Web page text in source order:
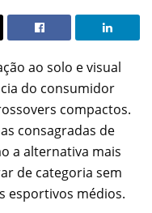
ao solo e visual
do consumidor
compactos.
consagradas de
a alternativa mais
de categoria sem
esportivos médios.